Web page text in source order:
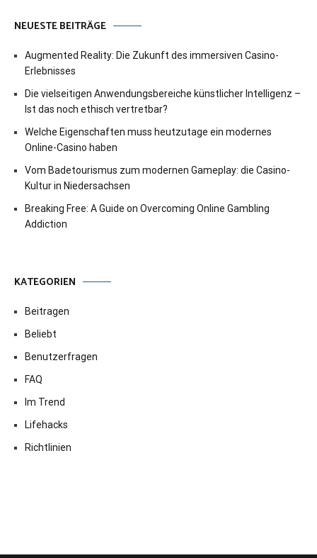
NEUESTE BEITRÄGE
Augmented Reality: Die Zukunft des immersiven Casino-
Erlebnisses
Die vielseitigen Anwendungsbereiche künstlicher Intelligenz –
Ist das noch ethisch vertretbar?
Welche Eigenschaften muss heutzutage ein modernes
Online-Casino haben
Vom Badetourismus zum modernen Gameplay: die Casino-
Kultur in Niedersachsen
Breaking Free: A Guide on Overcoming Online Gambling
Addiction
KATEGORIEN
Beitragen
Beliebt
Benutzerfragen
FAQ
Im Trend
Lifehacks
Richtlinien